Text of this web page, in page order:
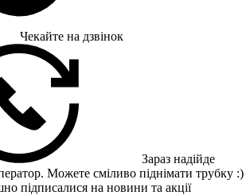
Чекайте на дзвінок
Зараз надійде
Можете сміливо піднімати трубку :)
підписалися на новини та акції